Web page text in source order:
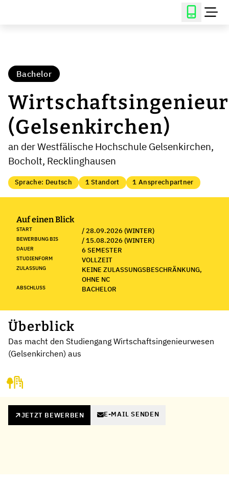
Bachelor
(Gelsenkirchen)
an der Westfälische Hochschule Gelsenkirchen,
Bocholt, Recklinghausen
Sprache: Deutsch 1 Standort 1 Ansprechpartner
Auf einen Blick
START / 28.09.2026 (WINTER)
BEWERBUNG BIS / 15.08.2026 (WINTER)
DAUER 6 SEMESTER
STUDIENFORM VOLLZEIT
ZULASSUNG
KEINE ZULASSUNGSBESCHRÄNKUNG,
OHNE NC
ABSCHLUSS BACHELOR
Überblick
Das macht den Studiengang Wirtschaftsingenieurwesen
(Gelsenkirchen) aus
JETZT BEWERBEN E-MAIL SENDEN